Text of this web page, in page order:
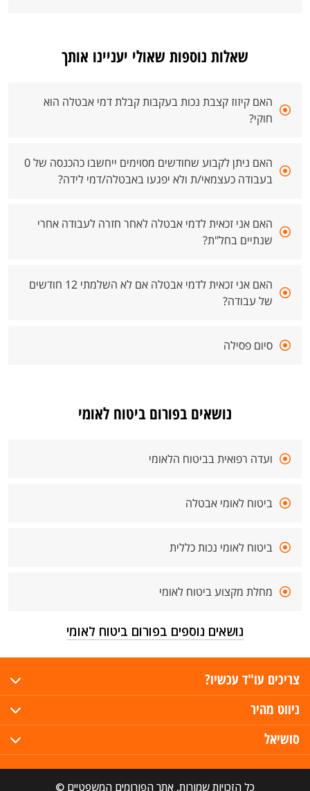
שאלות נוספות שאולי יעניינו אותך
האם קיזוז קצבת נכות בעקבות קבלת דמי אבטלה הוא
חוקי?
האם ניתן לקבוע שחודשים מסוימים ייחשבו כהכנסה של 0
בעבודה כעצמאי/ת ולא יפגעו באבטלה/דמי לידה?
האם אני זכאית לדמי אבטלה לאחר חזרה לעבודה אחרי
שנתיים בחל"ת?
האם אני זכאית לדמי אבטלה אם לא השלמתי 12 חודשים
של עבודה?
סיום פסילה
נושאים בפורום ביטוח לאומי
ועדה רפואית בביטוח הלאומי
ביטוח לאומי אבטלה
ביטוח לאומי נכות כללית
מחלת מקצוע ביטוח לאומי
נושאים נוספים בפורום ביטוח לאומי
צריכים עו"ד עכשיו?
ניווט מהיר
סושיאל
כל הזכויות שמורות, אתר הפורומים המשפטיים ©